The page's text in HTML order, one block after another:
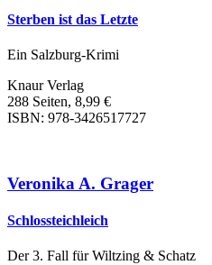
Sterben ist das Letzte
Ein Salzburg-Krimi
Knaur Verlag
288 Seiten, 8,99 €
ISBN: 978-3426517727
Veronika A. Grager
Schlossteichleich
Der 3. Fall für Wiltzing & Schatz